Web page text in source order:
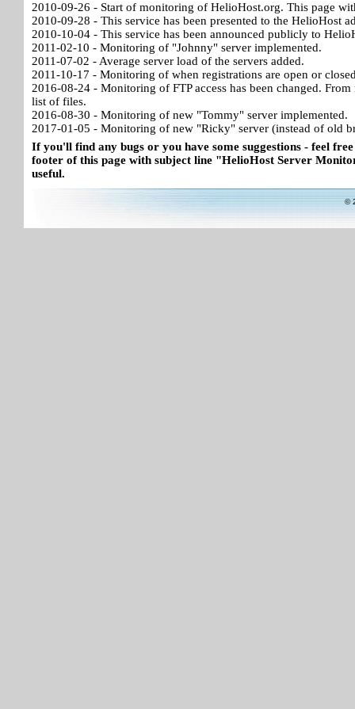
2010-09-26 - Start of monitoring of HelioHost.org. This page
2010-09-28 - This service has been presented to the HelioHost
2010-10-04 - This service has been announced publicly to
2011-02-10 - Monitoring of "Johnny" server implemented.
2011-07-02 - Average server load of the servers added.
2011-10-17 - Monitoring of when registrations are open or
2016-08-24 - Monitoring of FTP access has been changed.
list of files.
2016-08-30 - Monitoring of new "Tommy" server implemented.
2017-01-05 - Monitoring of new "Ricky" server (instead of old
If you'll find any bugs or you have some suggestions - feel
footer of this page with subject line "HelioHost Server
useful.
©